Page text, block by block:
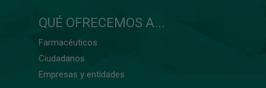
QUÉ OFRECEMOS A...
Farmacéuticos
Ciudadanos
Empresas y entidades